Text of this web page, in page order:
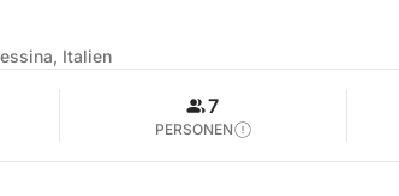
Italien
7
PERSONEN